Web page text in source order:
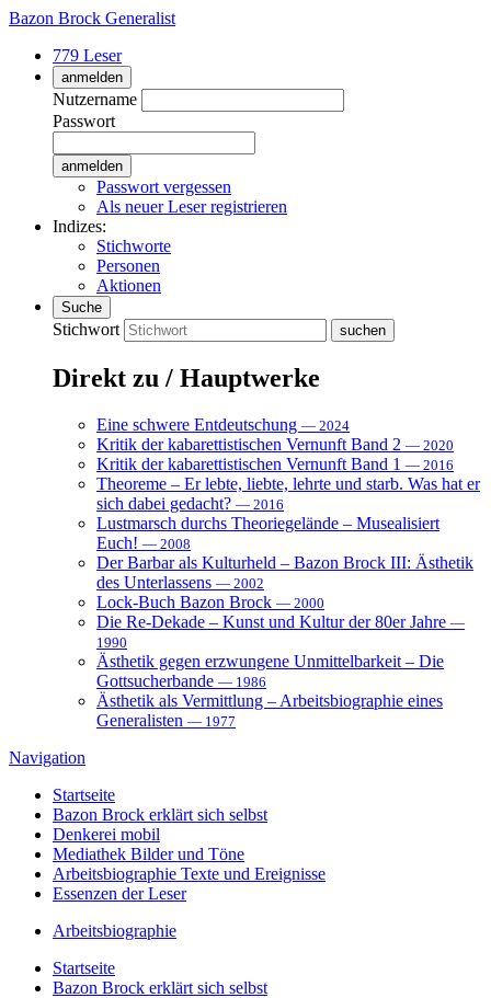
Bazon Brock Generalist
779 Leser
anmelden
Nutzername
Passwort
Passwort vergessen
Als neuer Leser registrieren
Indizes:
Stichworte
Personen
Aktionen
Suche
Stichwort
Direkt zu / Hauptwerke
Eine schwere Entdeutschung — 2024
Kritik der kabarettistischen Vernunft Band 2 — 2020
Kritik der kabarettistischen Vernunft Band 1 — 2016
Theoreme – Er lebte, liebte, lehrte und starb. Was hat er
sich dabei gedacht? — 2016
Lustmarsch durchs Theoriegelände – Musealisiert
Euch! — 2008
Der Barbar als Kulturheld – Bazon Brock III: Ästhetik
des Unterlassens — 2002
Lock-Buch Bazon Brock — 2000
Die Re-Dekade – Kunst und Kultur der 80er Jahre —
1990
Ästhetik gegen erzwungene Unmittelbarkeit – Die
Gottsucherbande — 1986
Ästhetik als Vermittlung – Arbeitsbiographie eines
Generalisten — 1977
Navigation
Startseite
Bazon Brock erklärt sich selbst
Denkerei mobil
Mediathek Bilder und Töne
Arbeitsbiographie Texte und Ereignisse
Essenzen der Leser
Arbeitsbiographie
Startseite
Bazon Brock erklärt sich selbst